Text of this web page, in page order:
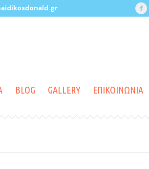
BLOG GALLERY ΕΠΙΚΟΙΝΩΝΙΑ